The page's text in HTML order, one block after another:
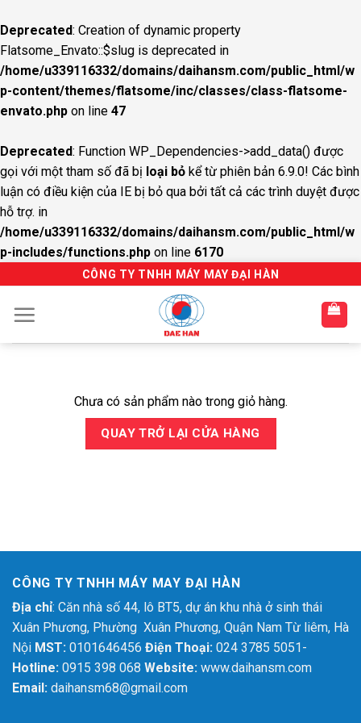
Deprecated: Creation of dynamic property
Flatsome_Envato::$slug is deprecated in
/home/u339116332/domains/daihansm.com/public_html/w
p-content/themes/flatsome/inc/classes/class-flatsome-
envato.php on line 47
Deprecated: Function WP_Dependencies->add_data() được
gọi với một tham số đã bị loại bỏ kể từ phiên bản 6.9.0! Các bình
luận có điều kiện của IE bị bỏ qua bởi tất cả các trình duyệt được
hỗ trợ. in
/home/u339116332/domains/daihansm.com/public_html/w
p-includes/functions.php on line 6170
CÔNG TY TNHH MÁY MAY ĐẠI HÀN
Chưa có sản phẩm nào trong giỏ hàng.
QUAY TRỞ LẠI CỬA HÀNG
CÔNG TY TNHH MÁY MAY ĐẠI HÀN
Địa chỉ: Căn nhà số 44, lô BT5, dự án khu nhà ở sinh thái
Xuân Phương, Phường Xuân Phương, Quận Nam Từ liêm, Hà
Nội MST: 0101646456 Điện Thoại: 024 3785 5051-
Hotline: 0915 398 068 Website: www.daihansm.com
Email: daihansm68@gmail.com